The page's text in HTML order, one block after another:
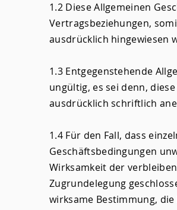
1.2 Diese Allgemeinen
Vertragsbeziehungen,
ausdrücklich hingewiesen
1.3 Entgegenstehende
ungültig, es sei denn,
ausdrücklich schriftlich
1.4 Für den Fall, dass
Geschäftsbedingungen
Wirksamkeit der
Zugrundelegung
wirksame Bestimmung,